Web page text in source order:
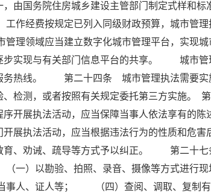
，由国务院住房城乡建设主管部门制定式样
经费按规定已列入同级财政预算，城市管理
领域应当建立数字化城市管理平台，实现城
步实现与有关部门信息平台的共享。 城市管
务热线。 第二十四条 城市管理执法需要实
、检测，或者按照有关规定委托第三方实
序开展执法活动，应当保障当事人依法享有
展执法活动，应当根据违法行为的性质和
育、劝诫、疏导等方式予以纠正。 第二十
一）以勘验、拍照、录音、摄像等方式进行
人、证人等； （四）查阅、调取、复制